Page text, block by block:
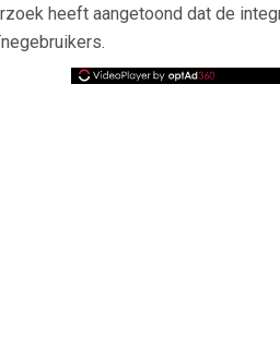
heeft aangetoond dat de